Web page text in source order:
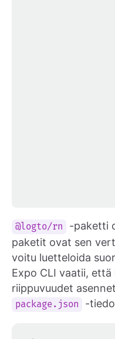
@logto/rn
-paketti
paketit ovat sen
voitu luetteloida
Expo CLI vaatii,
riippuvuudet
package.json -